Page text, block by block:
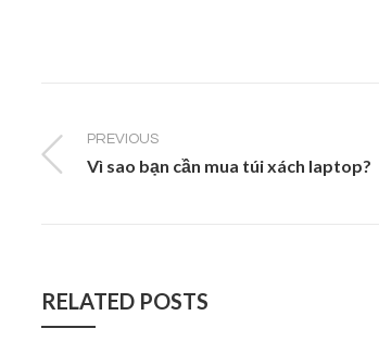
PREVIOUS
Vì sao bạn cần mua túi xách laptop?
RELATED POSTS